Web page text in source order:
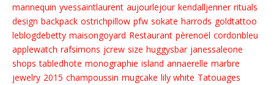
mannequin yvessaintlaurent aujourlejour kendalljenner rituals
design backpack ostrichpillow pfw sokate harrods goldtattoo
leblogdebetty maisongoyard Restaurant pèrenoël cordonbleu
applewatch rafsimons jcrew size huggysbar janessaleone
shops tabledhote monographie island annaerelle marbre
jewelry 2015 champoussin mugcake lily white Tatouages